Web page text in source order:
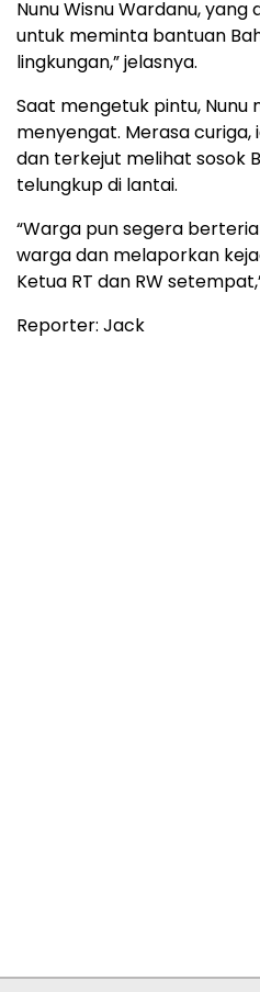
Nunu Wisnu Wardanu,
untuk meminta bantuan
lingkungan,” jelasnya.
Saat mengetuk pintu, Nunu
menyengat. Merasa
dan terkejut melihat sosok
telungkup di lantai.
“Warga pun segera
warga dan melaporkan
Ketua RT dan RW
Reporter: Jack